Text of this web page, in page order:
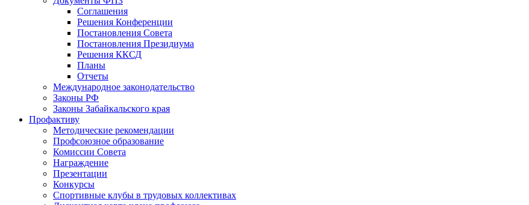
Соглашения
Решения Конференции
Постановления Совета
Постановления Президиума
Решения ККСД
Планы
Отчеты
Международное законодательство
Законы РФ
Законы Забайкальского края
Профактиву
Методические рекомендации
Профсоюзное образование
Комиссии Совета
Награждение
Презентации
Конкурсы
Спортивные клубы в трудовых коллективах